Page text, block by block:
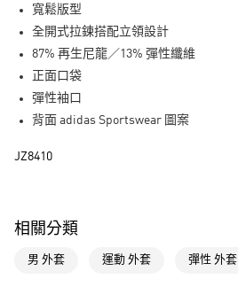
LINE Pay
每筆NT$80，滿NT$1,500(含以上)免運費
每筆NT$80，滿NT$1,500(含以上)免運費
萊爾富取貨付款
寬鬆版型
全開式拉鍊搭配立領設計
87% 再生尼龍／13% 彈性纖維
正面口袋
彈性袖口
背面 adidas Sportswear 圖案
JZ8410
相關分類
男 外套 運動 外套 彈性 外套